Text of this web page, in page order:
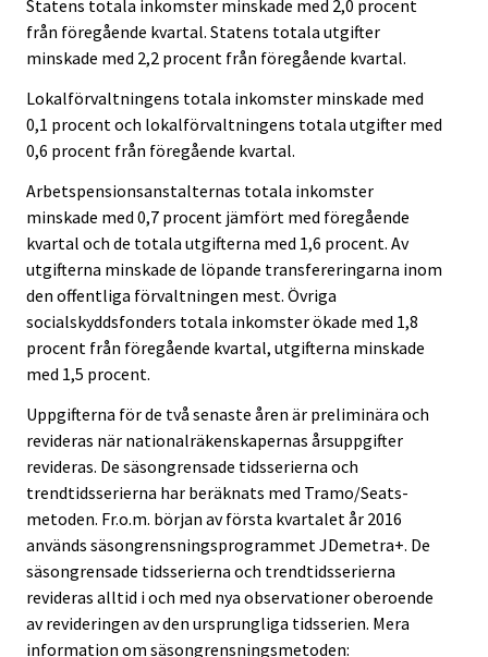
Statens totala inkomster minskade med 2,0 procent
från föregående kvartal. Statens totala utgifter
minskade med 2,2 procent från föregående kvartal.
Lokalförvaltningens totala inkomster minskade med
0,1 procent och lokalförvaltningens totala utgifter med
0,6 procent från föregående kvartal.
Arbetspensionsanstalternas totala inkomster
minskade med 0,7 procent jämfört med föregående
kvartal och de totala utgifterna med 1,6 procent. Av
utgifterna minskade de löpande transfereringarna inom
den offentliga förvaltningen mest. Övriga
socialskyddsfonders totala inkomster ökade med 1,8
procent från föregående kvartal, utgifterna minskade
med 1,5 procent.
Uppgifterna för de två senaste åren är preliminära och
revideras när nationalräkenskapernas årsuppgifter
revideras. De säsongrensade tidsserierna och
trendtidsserierna har beräknats med Tramo/Seats-
metoden. Fr.o.m. början av första kvartalet år 2016
används säsongrensningsprogrammet JDemetra+. De
säsongrensade tidsserierna och trendtidsserierna
revideras alltid i och med nya observationer oberoende
av revideringen av den ursprungliga tidsserien. Mera
information om säsongrensningsmetoden: